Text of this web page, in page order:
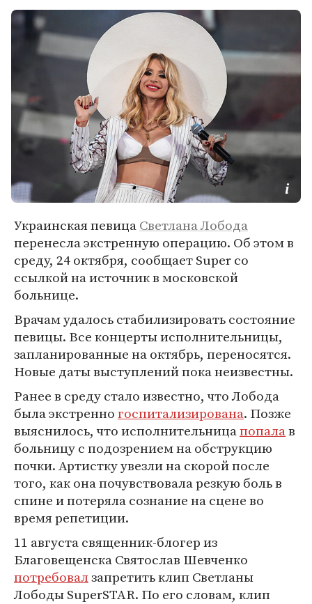
Украинская певицаСветлана Лобода
перенесла экстренную операцию. Об этом в
среду, 24 октября, сообщает Super со
ссылкой на источник в московской
больнице.
Врачам удалось стабилизировать состояние
певицы. Все концерты исполнительницы,
запланированные на октябрь, переносятся.
Новые даты выступлений пока неизвестны.
Ранее в среду стало известно, что Лобода
была экстренногоспитализирована. Позже
выяснилось, что исполнительницапопалав
больницу с подозрением на обструкцию
почки. Артистку увезли на скорой после
того, как она почувствовала резкую боль в
спине и потеряла сознание на сцене во
время репетиции.
11 августа священник-блогер из
Благовещенска Святослав Шевченко
потребовалзапретить клип Светланы
Лободы SuperSTAR. По его словам, клип